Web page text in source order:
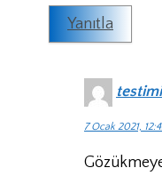
Yanıtla
7 Ocak 2021,